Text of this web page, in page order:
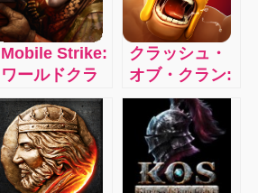
Mobile Strike:
ワールドクラ
スのリアルタ
イム戦略
MMORPGがつ
いに日本上
陸！
クラッシュ・
オブ・クラン:
仲間と協力し
て自分のクラ
ンを勝利に導
こう！世界中
のプレイヤー